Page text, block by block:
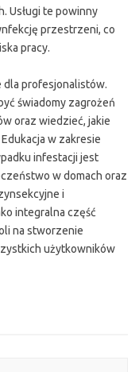
Usługi te powinny
przestrzeni, co
pracy.
dla profesjonalistów.
świadomy zagrożeń
oraz wiedzieć, jakie
w zakresie
infestacji jest
w domach oraz
i
integralna część
na stworzenie
użytkowników